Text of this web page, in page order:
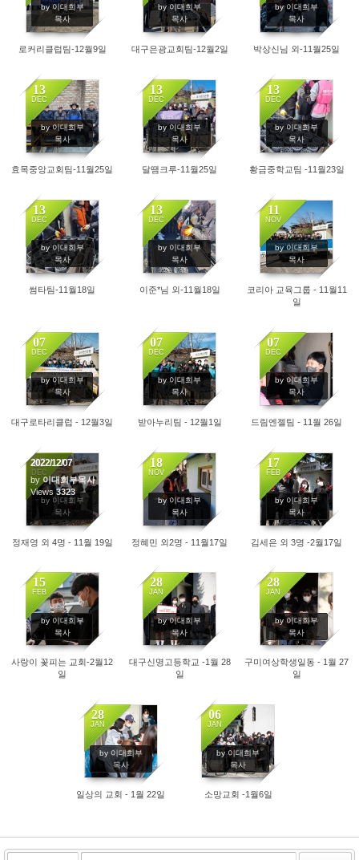
by 이대희부
목사
로커리클럽팀-12월9일
by 이대희부
목사
대구은광교회팀-12월2일
by 이대희부
목사
박상신님 외-11월25일
13
DEC
by 이대희부
목사
3332
효목중앙교회팀-11월25일
13
DEC
by 이대희부
목사
2427
달땜크루-11월25일
13
DEC
by 이대희부
목사
2393
황금중학교팀 -11월23일
13
DEC
by 이대희부
목사
2502
썸타팀-11월18일
13
DEC
by 이대희부
목사
2475
이준*님 외-11월18일
11
NOV
by 이대희부
목사
2891
코리아 교육그룹 - 11월11
일
07
DEC
by 이대희부
목사
4883
대구로타리클럽 - 12월3일
07
DEC
by 이대희부
목사
3347
받아누리팀 - 12월1일
07
DEC
by 이대희부
목사
3141
드림엔젤팀 - 11월 26일
07
DEC
by 이대희부
목사
2022/12/07
by 이대희부목사
Views3323
정재영 외 4명 - 11월 19일
18
NOV
by 이대희부
목사
3542
정혜민 외2명 - 11월17일
17
FEB
by 이대희부
목사
6182
김세은 외 3명 -2월17일
15
FEB
by 이대희부
목사
4571
사랑이 꽃피는 교회-2월12
일
28
JAN
by 이대희부
목사
4281
대구신명고등학교 -1월 28
일
28
JAN
by 이대희부
목사
3951
구미여상학생일동 - 1월 27
일
28
JAN
by 이대희부
목사
3629
일상의 교회 - 1월 22일
06
JAN
by 이대희부
목사
4011
소망교회 -1월6일